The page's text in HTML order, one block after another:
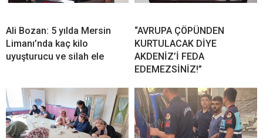
Ali Bozan: 5 yılda Mersin
Limanı’nda kaç kilo
uyuşturucu ve silah ele
“AVRUPA ÇÖPÜNDEN
KURTULACAK DİYE
AKDENİZ’İ FEDA
EDEMEZSİNİZ!”